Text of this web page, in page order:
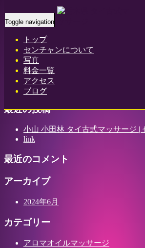
Toggle navigation
トップ
センチャンについて
写真
料金一覧
アクセス
ブログ
Home -ハナ(…
ハナ(Hana)小山 小田林 タイ古式マッサ
最近の投稿
小山 小田林 タイ古式マッサージ |
link
最近のコメント
アーカイブ
2024年6月
カテゴリー
アロマオイルマッサージ